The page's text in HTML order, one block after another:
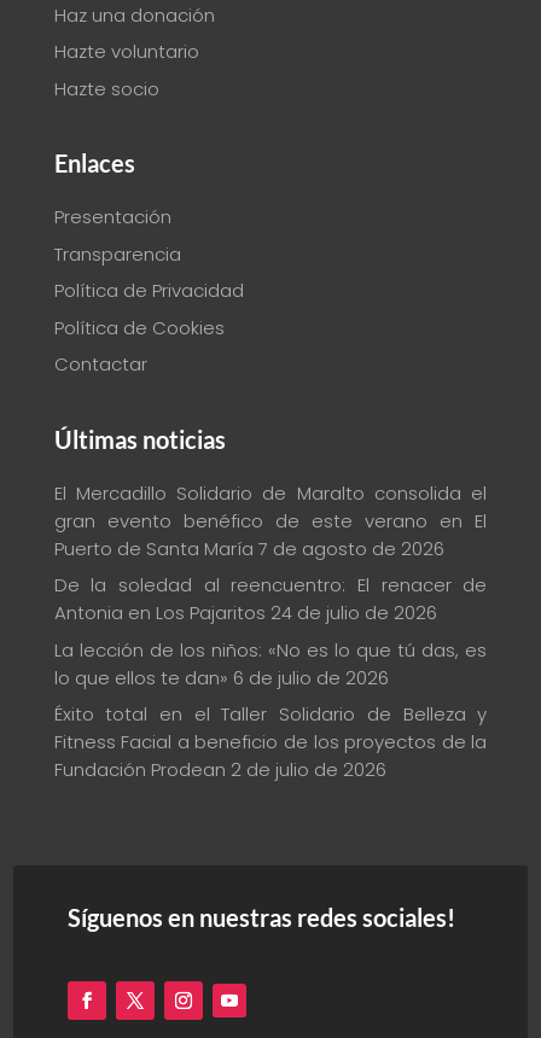
Haz una donación
Hazte voluntario
Hazte socio
Enlaces
Presentación
Transparencia
Política de Privacidad
Política de Cookies
Contactar
Últimas noticias
El Mercadillo Solidario de Maralto consolida el
gran evento benéfico de este verano en El
Puerto de Santa María 7 de agosto de 2026
De la soledad al reencuentro: El renacer de
Antonia en Los Pajaritos 24 de julio de 2026
La lección de los niños: «No es lo que tú das, es
lo que ellos te dan» 6 de julio de 2026
Éxito total en el Taller Solidario de Belleza y
Fitness Facial a beneficio de los proyectos de la
Fundación Prodean 2 de julio de 2026
Síguenos en nuestras redes sociales!